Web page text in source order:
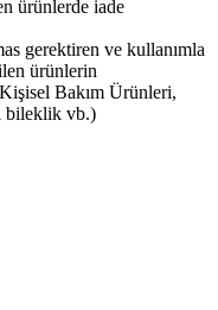
ürünlerde iade
gerektiren ve kullanımla
ürünlerin
Bakım Ürünleri,
bileklik vb.)